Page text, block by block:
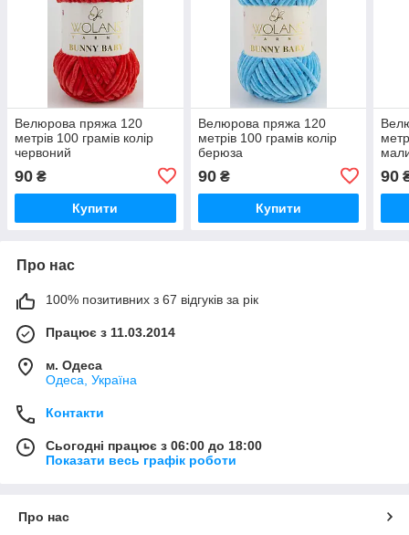
Велюрова пряжа 120
метрів 100 грамів колір
червоний
90 ₴
Купити
Велюрова пряжа 120
метрів 100 грамів колір
берюза
90₴
Купити
90
Про нас
100% позитивних з 67 відгуків за рік
Працює з 11.03.2014
м. Одеса
Одеса, Україна
Контакти
Сьогодні працює з 06:00 до 18:00
Показати весь графік роботи
Про нас